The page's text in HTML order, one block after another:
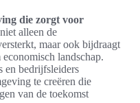
die zorgt voor
niet alleen de
maar ook bijdraagt
landschap.
en bedrijfsleiders
te creëren die
van de toekomst